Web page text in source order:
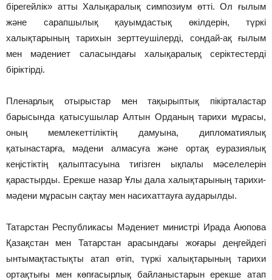
бірегейлік» атты Халықаралық симпозиум өтті. Ол ғылым
және сарапшылық қауымдастық өкілдерін, түркі
халықтарының тарихын зерттеушілерді, сондай-ақ ғылым
мен мәдениет саласындағы халықаралық серіктестерді
біріктірді.
Пленарлық отырыстар мен тақырыптық пікірталастар
барысында қатысушылар Алтын Орданың тарихи мұрасы,
оның мемлекеттіліктің дамуына, дипломатиялық
қатынастарға, мәдени алмасуға және ортақ еуразиялық
кеңістіктің қалыптасуына тигізген ықпалы мәселелерін
қарастырды. Ерекше назар Ұлы дала халықтарының тарихи-
мәдени мұрасын сақтау мен насихаттауға аударылды.
Татарстан Республикасы Мәдениет министрі Ирада Аюпова
Қазақстан мен Татарстан арасындағы жоғары деңгейдегі
ынтымақтастықты атап өтіп, түркі халықтарының тарихи
ортақтығы мен көпғасырлық байланыстарын ерекше атап